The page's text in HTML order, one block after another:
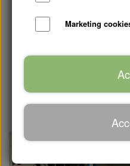
Marketing